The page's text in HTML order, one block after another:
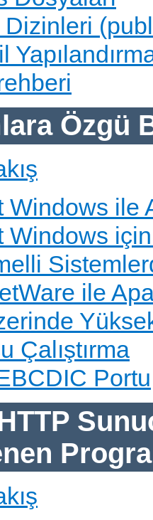
Dizinleri
Özgü
Windows ile
Windows
ile
Çalıştırma
Portu